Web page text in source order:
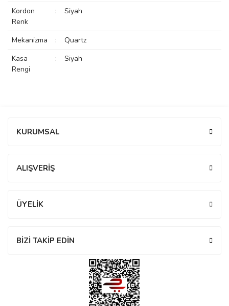
Kordon
Renk
: Siyah
Mekanizma :
Quartz
Kasa
Rengi
: Siyah
KURUMSAL
ALIŞVERİŞ
ÜYELİK
BİZİ TAKİP EDİN